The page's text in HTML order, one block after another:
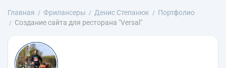
Главная Фрилансеры Денис Степанюк
Портфолио
Создание сайта для ресторана "Versal"